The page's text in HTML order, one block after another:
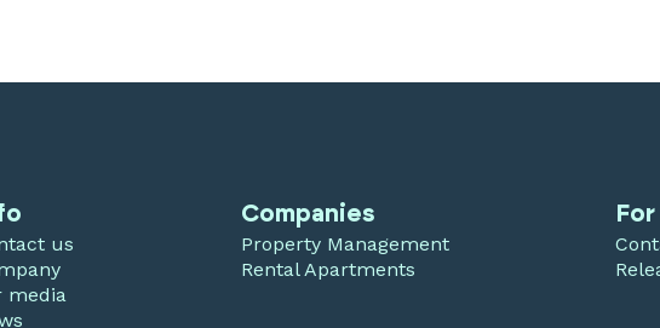
us
media
Companies
Property Management
Rental Apartments